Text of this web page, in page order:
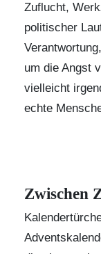
Zuflucht,
politischer
um die Angst
vielleicht
echte
Zwischen